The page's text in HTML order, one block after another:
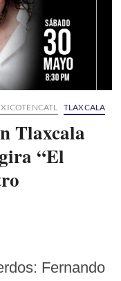
TLAXCALA
Tlaxcala
“El
Fernando